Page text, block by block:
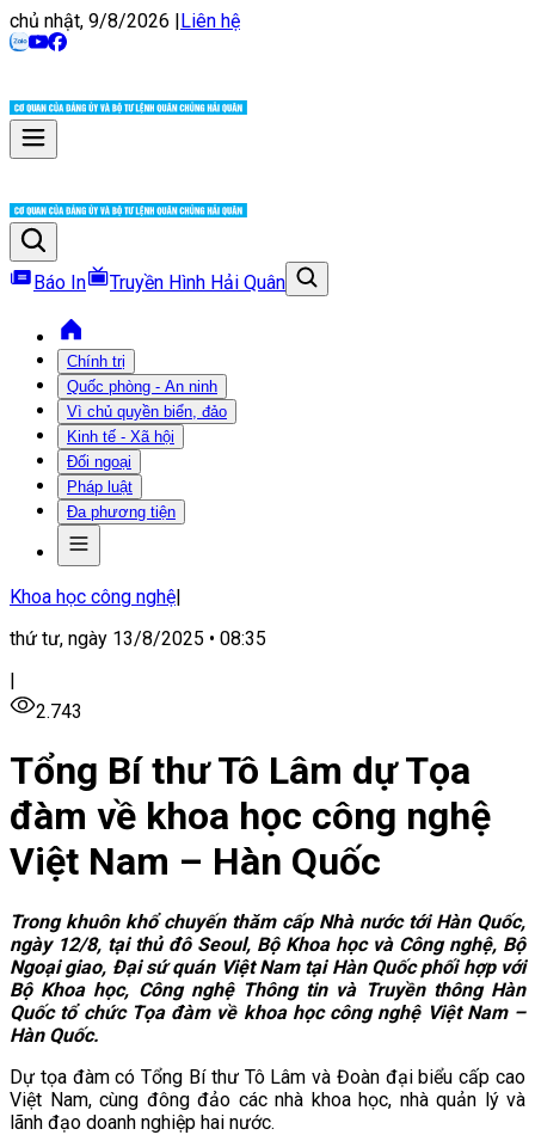
chủ nhật, 9/8/2026 |Liên hệ
Báo In Truyền Hình Hải Quân
Chính trị
Quốc phòng - An ninh
Vì chủ quyền biển, đảo
Kinh tế - Xã hội
Đối ngoại
Pháp luật
Đa phương tiện
Khoa học công nghệ|
thứ tư, ngày 13/8/2025 • 08:35
|
2.743
Tổng Bí thư Tô Lâm dự Tọa
đàm về khoa học công nghệ
Việt Nam – Hàn Quốc
Trong khuôn khổ chuyến thăm cấp Nhà nước tới Hàn Quốc,
ngày 12/8, tại thủ đô Seoul, Bộ Khoa học và Công nghệ, Bộ
Ngoại giao, Đại sứ quán Việt Nam tại Hàn Quốc phối hợp với
Bộ Khoa học, Công nghệ Thông tin và Truyền thông Hàn
Quốc tổ chức Tọa đàm về khoa học công nghệ Việt Nam –
Hàn Quốc.
Dự tọa đàm có Tổng Bí thư Tô Lâm và Đoàn đại biểu cấp cao
Việt Nam, cùng đông đảo các nhà khoa học, nhà quản lý và
lãnh đạo doanh nghiệp hai nước.